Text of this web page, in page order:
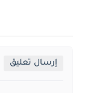
إرسال تعليق